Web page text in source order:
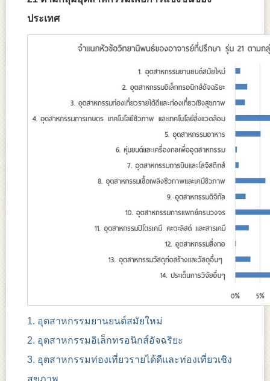
ประเทศ
1. อุตสาหกรรมยานยนต์สมัยใหม่
2. อุตสาหกรรมอิเล็กทรอนิกส์อัจฉริยะ
3. อุตสาหกรรมท่องเที่ยวรายได้ดีและท่องเที่ยวเชิง
สุขภาพ